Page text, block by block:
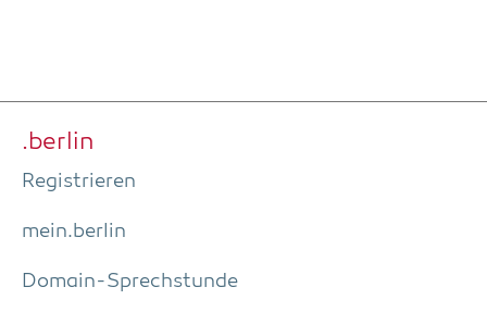
.ber­lin
Regis­trie­ren
mein.berlin
Domain-Sprech­stun­de